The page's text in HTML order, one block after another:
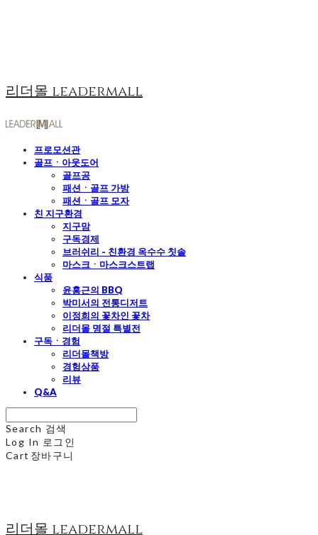
리더몰 leadermall
프로모션관
골프ㆍ아웃도어
골프공
패션ㆍ골프 가방
패션ㆍ골프 모자
친 지구환경
지구맘
구독경제
브러쉬리 - 친환경 옥수수 칫솔
마스크ㆍ마스크스트랩
식품
윤홍근의 BBQ
박미서의 전통디저트
이정희의 꽃차인 꽃차
리더몰 명절 특별전
구독ㆍ경험
리더몰책방
경험상품
리뷰
Q&A
Search 검색
Log In 로그인
Cart 장바구니
리더몰 leadermall